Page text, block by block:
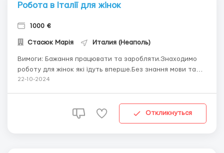
Робота в Італії для жінок
1000 €
Стасюк Марія Италия (Неаполь)
Вимоги: Бажання працювати та заробляти.Знаходимо
роботу для жінок які їдуть вперше.Без знання мови та
досвіду. Де працювати? У роботодавців в дома. Умови
похилого віку,а також у ве...
22-10-2024
Откликнуться